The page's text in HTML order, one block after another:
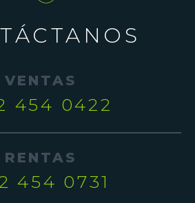
VENTAS
454 0422
RENTAS
454 0731